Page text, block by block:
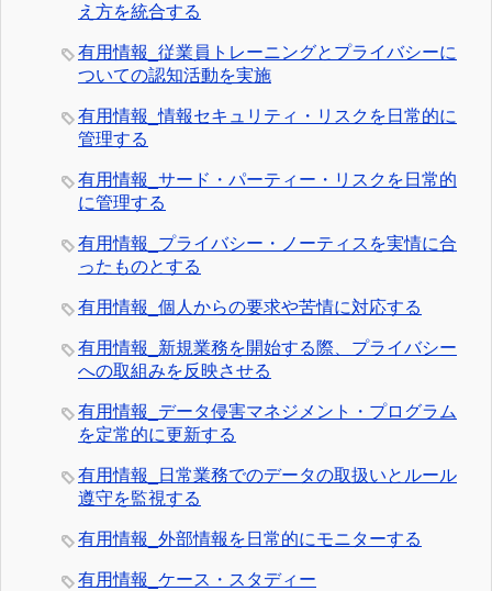
え方を統合する
有用情報_従業員トレーニングとプライバシーに
ついての認知活動を実施
有用情報_情報セキュリティ・リスクを日常的に
管理する
有用情報_サード・パーティー・リスクを日常的
に管理する
有用情報_プライバシー・ノーティスを実情に合
ったものとする
有用情報_個人からの要求や苦情に対応する
有用情報_新規業務を開始する際、プライバシー
への取組みを反映させる
有用情報_データ侵害マネジメント・プログラム
を定常的に更新する
有用情報_日常業務でのデータの取扱いとルール
遵守を監視する
有用情報_外部情報を日常的にモニターする
有用情報_ケース・スタディー